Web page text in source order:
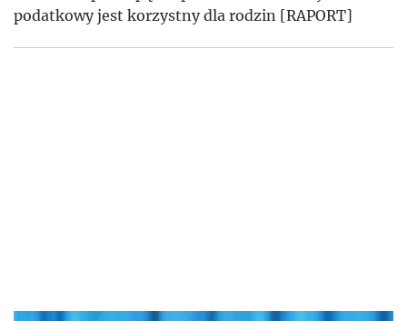
podatkowy jest korzystny dla rodzin [RAPORT]